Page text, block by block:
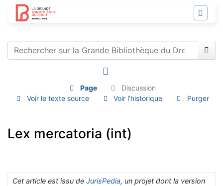
Page
Discussion
Voir le texte source
Voir l’historique Purger
Lex mercatoria (int)
Cet article est issu de JurisPedia, un projet dont la version